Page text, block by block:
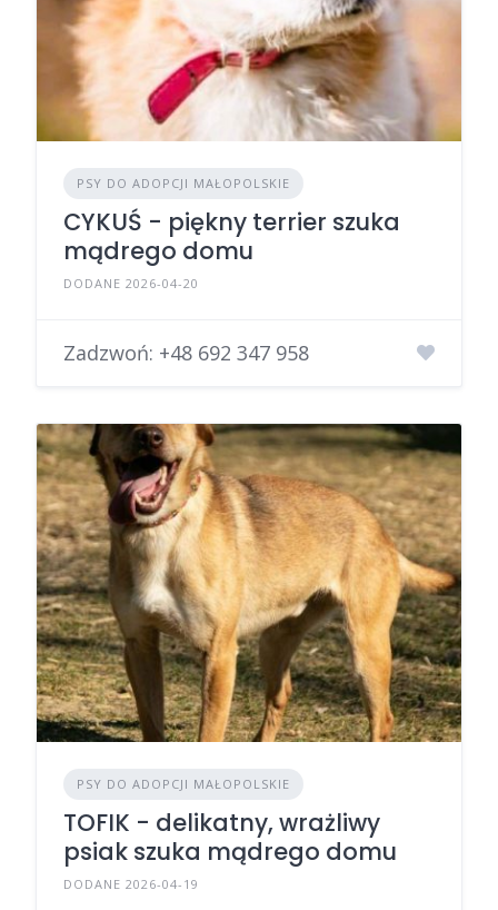
PSY DO ADOPCJI MAŁOPOLSKIE
CYKUŚ - piękny terrier szuka
mądrego domu
DODANE 2026-04-20
Zadzwoń: +48 692 347 958
PSY DO ADOPCJI MAŁOPOLSKIE
TOFIK - delikatny, wrażliwy
psiak szuka mądrego domu
DODANE 2026-04-19